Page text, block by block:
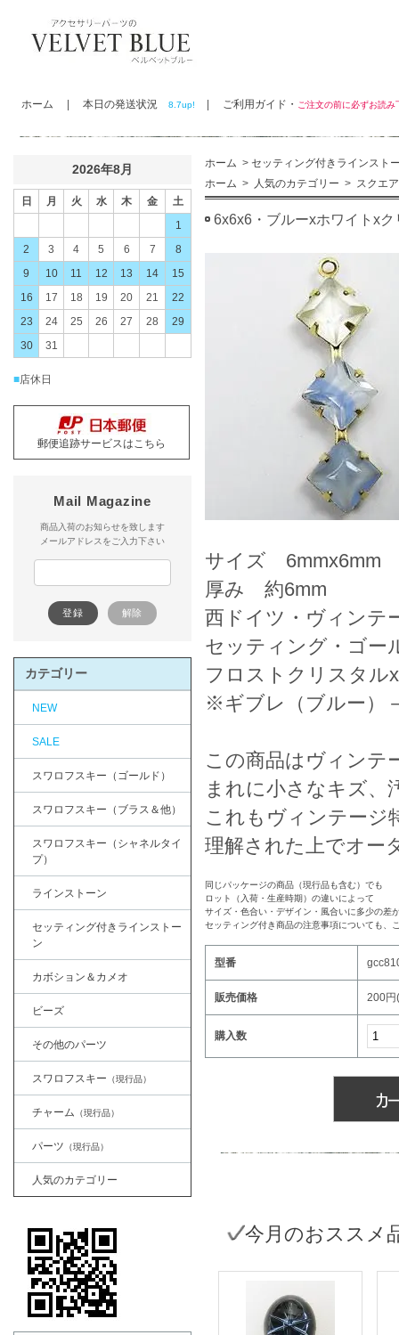
ホーム 本日の発送状況 8.7up! ご利用ガイド・ ご注文の前に必ずお読
ホーム > セッティング付きラインスト
ホーム > 人気のカテゴリー > スクエ
6x6x6・ブルーxホワイトxク
サイズ 6mmx6mm
厚み 約6mm
西ドイツ・ヴィンテ
セッティング・ゴー
フロストクリスタル
※ギブレ（ブルー）
この商品はヴィンテ
まれに小さなキズ、
これもヴィンテージ
理解された上でオー
同じパッケージの商品（現行品も含む）でも
ロット（入荷・生産時期）の違いによって
サイズ・色合い・デザイン・風合いに多少の差
セッティング付き商品の注意事項についても、
型番
販売価格 200円
購入数
今月のおススメ
2026年8月
日 月 火 水 木 金
土
1
2
3 4 5 6 7
8
9
10 11 12 13 14
15
16
17 18 19 20 21
22
23
24 25 26 27 28
29
30
31
■店休日
郵便追跡サービスはこちら
Mail Magazine
商品入荷のお知らせを致します
メールアドレスをご入力下さい
カテゴリー
NEW
SALE
スワロフスキー（ゴールド）
スワロフスキー（ブラス＆他）
スワロフスキー（シャネルタイ
プ）
ラインストーン
セッティング付きラインストー
ン
カボション＆カメオ
ビーズ
その他のパーツ
スワロフスキー （現行品）
チャーム （現行品）
パーツ （現行品）
人気のカテゴリー